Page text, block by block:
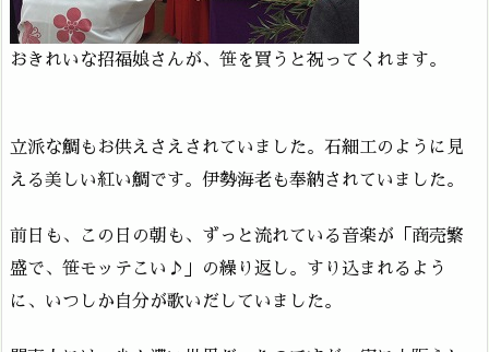
おきれいな招福娘さんが、笹を買うと祝ってくれます。
立派な鯛もお供えさえされていました。石細工のように見
える美しい紅い鯛です。伊勢海老も奉納されていました。
前日も、この日の朝も、ずっと流れている音楽が「商売繁
盛で、笹モッテこい♪」の繰り返し。すり込まれるよう
に、いつしか自分が歌いだしていました。